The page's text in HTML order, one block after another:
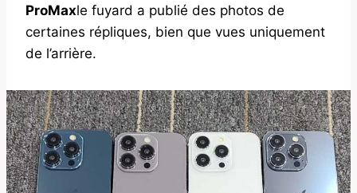
ProMaxle fuyard a publié des photos de
certaines répliques, bien que vues uniquement
de l’arrière.